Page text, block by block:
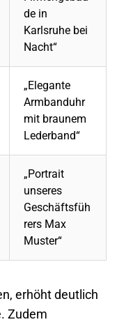
de in
Karlsruhe bei
Nacht“
„Elegante
Armbanduhr
mit braunem
Lederband“
„Portrait
unseres
Geschäftsfüh
rers Max
Muster“
erhöht deutlich
Zudem